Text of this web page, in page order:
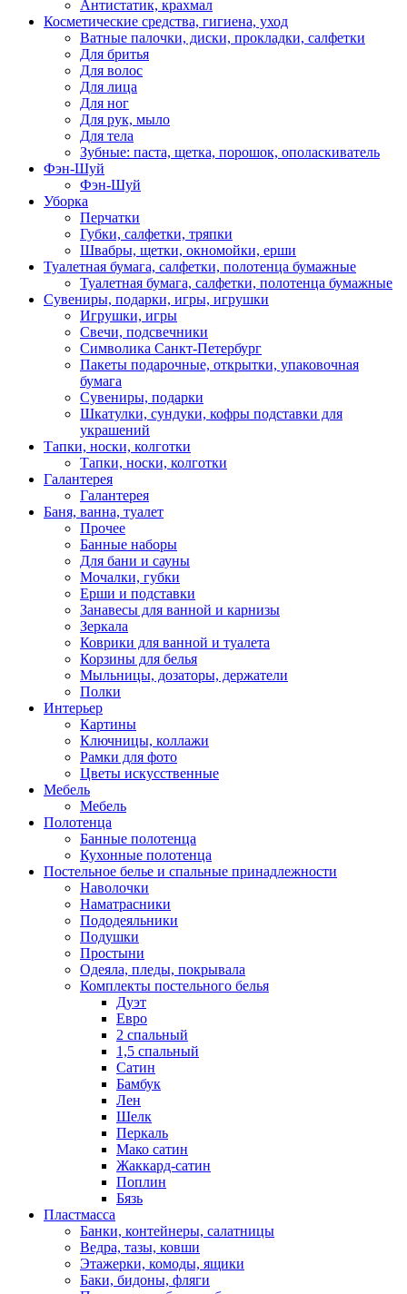
Антистатик, крахмал
Косметические средства, гигиена, уход
Ватные палочки, диски, прокладки, салфетки
Для бритья
Для волос
Для лица
Для ног
Для рук, мыло
Для тела
Зубные: паста, щетка, порошок, ополаскиватель
Фэн-Шуй
Фэн-Шуй
Уборка
Перчатки
Губки, салфетки, тряпки
Швабры, щетки, окномойки, ерши
Туалетная бумага, салфетки, полотенца бумажные
Туалетная бумага, салфетки, полотенца бумажные
Сувениры, подарки, игры, игрушки
Игрушки, игры
Свечи, подсвечники
Символика Санкт-Петербург
Пакеты подарочные, открытки, упаковочная
бумага
Сувениры, подарки
Шкатулки, сундуки, кофры подставки для
украшений
Тапки, носки, колготки
Тапки, носки, колготки
Галантерея
Галантерея
Баня, ванна, туалет
Прочее
Банные наборы
Для бани и сауны
Мочалки, губки
Ерши и подставки
Занавесы для ванной и карнизы
Зеркала
Коврики для ванной и туалета
Корзины для белья
Мыльницы, дозаторы, держатели
Полки
Интерьер
Картины
Ключницы, коллажи
Рамки для фото
Цветы искусственные
Мебель
Мебель
Полотенца
Банные полотенца
Кухонные полотенца
Постельное белье и спальные принадлежности
Наволочки
Наматрасники
Пододеяльники
Подушки
Простыни
Одеяла, пледы, покрывала
Комплекты постельного белья
Дуэт
Евро
2 спальный
1,5 спальный
Сатин
Бамбук
Лен
Шелк
Перкаль
Мако сатин
Жаккард-сатин
Поплин
Бязь
Пластмасса
Банки, контейнеры, салатницы
Ведра, тазы, ковши
Этажерки, комоды, ящики
Баки, бидоны, фляги